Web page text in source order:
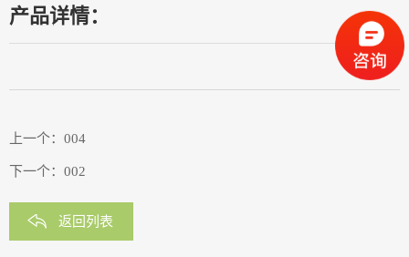
产品详情：
上一个： 004
下一个： 002
返回列表